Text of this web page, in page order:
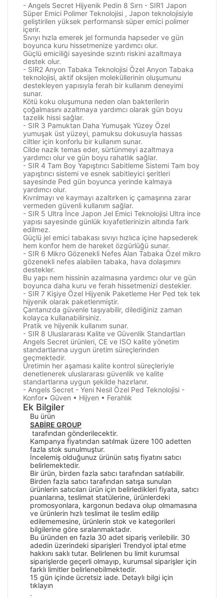
- Angels Secret Hijyenik Pedin 8 Sırrı - SIR1 Japon
Süper Emici Polimer Teknolojisi , Japon teknolojisiyle
geliştirilen yüksek performanslı süper emici polimer
içerir.
Sıvıyı hızla emerek jel formunda hapseder ve gün
boyunca kuru hissetmenize yardımcı olur.
Güçlü emiciliği sayesinde sızıntı riskini azaltmaya
destek olur.
- SIR2 Anyon Tabaka Teknolojisi Özel Anyon Tabaka
teknolojisi, aktif oksijen moleküllerinin oluşumunu
destekleyen yapısıyla ferah bir kullanım deneyimi
sunar.
Kötü koku oluşumuna neden olan bakterilerin
çoğalmasını azaltmaya yardımcı olarak gün boyu
tazelik hissi sağlar.
- SIR 3 Pamuktan Daha Yumuşak Yüzey Özel
yumuşak üst yüzeyi, pamuksu dokusuyla hassas
ciltler için konforlu bir kullanım sunar.
Cilde nazik temas eder, sürtünmeyi azaltmaya
yardımcı olur ve gün boyu rahatlık sağlar.
- SIR 4 Tam Boy Yapıştırıcı Sabitleme Sistemi Tam boy
yapıştırıcı sistemi ve esnek sabitleyici şeritleri
sayesinde Ped gün boyunca yerinde kalmaya
yardımcı olur.
Kıvrılmayı ve kaymayı azaltırken iç çamaşırına zarar
vermeden güvenli kullanım sağlar.
- SIR 5 Ultra İnce Japon Jel Emici Teknolojisi Ultra ince
yapısı sayesinde günlük kıyafetlerinizin altında fark
edilmez.
Güçlü jel emici tabakası sıvıyı hızlıca içine hapsederek
hem konfor hem de hareket özgürlüğü sunar.
- SIR 6 Mikro Gözenekli Nefes Alan Tabaka Özel mikro
gözenekli nefes alabilen tabaka, hava dolaşımını
destekler.
Bu yapı nem hissinin azalmasına yardımcı olur ve gün
boyunca daha kuru ve ferah hissetmenizi destekler.
- SIR 7 Kişiye Özel Hijyenik Paketleme Her Ped tek tek
hijyenik olarak paketlenmiştir.
Çantanızda güvenle taşıyabilir, dilediğiniz zaman
kolayca kullanabilirsiniz.
Pratik ve hijyenik kullanım sunar.
- SIR 8 Uluslararası Kalite ve Güvenlik Standartları
Angels Secret ürünleri, CE ve ISO kalite yönetim
standartlarına uygun üretim süreçlerinden
geçmektedir.
Üretimin her aşaması kalite kontrol süreçleriyle
denetlenerek uluslararası güvenlik ve kalite
standartlarına uygun şekilde hazırlanır.
- Angels Secret - Yeni Nesil Özel Ped Teknolojisi -
Konfor• Güven • Hijyen • Ferahlık
Ek Bilgiler
Bu ürün
SABİRE GROUP
tarafından gönderilecektir.
Kampanya fiyatından satılmak üzere 100 adetten
fazla stok sunulmuştur.
İncelemiş olduğunuz ürünün satış fiyatını satıcı
belirlemektedir.
Bir ürün, birden fazla satıcı tarafından satılabilir.
Birden fazla satıcı tarafından satışa sunulan
ürünlerin satıcıları ürün için belirledikleri fiyata, satıcı
puanlarına, teslimat statülerine, ürünlerdeki
promosyonlara, kargonun bedava olup olmamasına
ve ürünlerin hızlı teslimat ile teslim edilip
edilememesine, ürünlerin stok ve kategorileri
bilgilerine göre sıralanmaktadır.
Bu üründen en fazla 30 adet sipariş verilebilir. 30
adedin üzerindeki siparişleri Trendyol iptal etme
hakkını saklı tutar. Belirlenen bu limit kurumsal
siparişlerde geçerli olmayıp, kurumsal siparişler için
farklı limitler belirlenebilmektedir.
15 gün içinde ücretsiz iade. Detaylı bilgi için
tıklayın
.